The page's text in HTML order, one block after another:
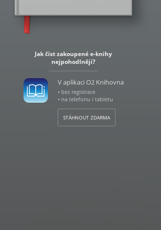
Jak číst zakoupené e-knihy
nejpohodlněji?
V aplikaci O2 Knihovna
• bez registrace
• na telefonu i tabletu
STÁHNOUT ZDARMA